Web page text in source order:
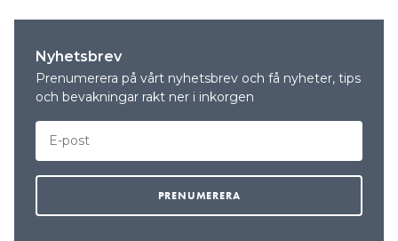
Nyhetsbrev
Prenumerera på vårt nyhetsbrev och få nyheter, tips
och bevakningar rakt ner i inkorgen